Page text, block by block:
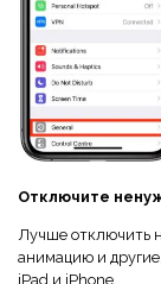
Отключите
Лучше отключить
анимацию и
iPad и iPhone.